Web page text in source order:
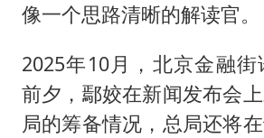
像一个思路清晰的解读官。
2025年10月，北京金融
前夕，鄢姣在新闻发布会
局的筹备情况，总局还将